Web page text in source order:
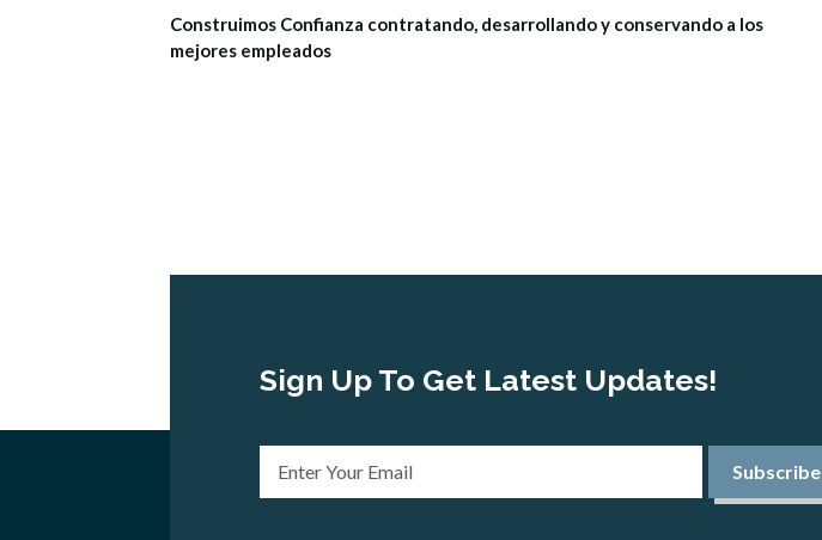
Construimos Confianza contratando, desarrollando y conservando a los
mejores empleados
Sign Up To Get Latest Updates!
Subscribe